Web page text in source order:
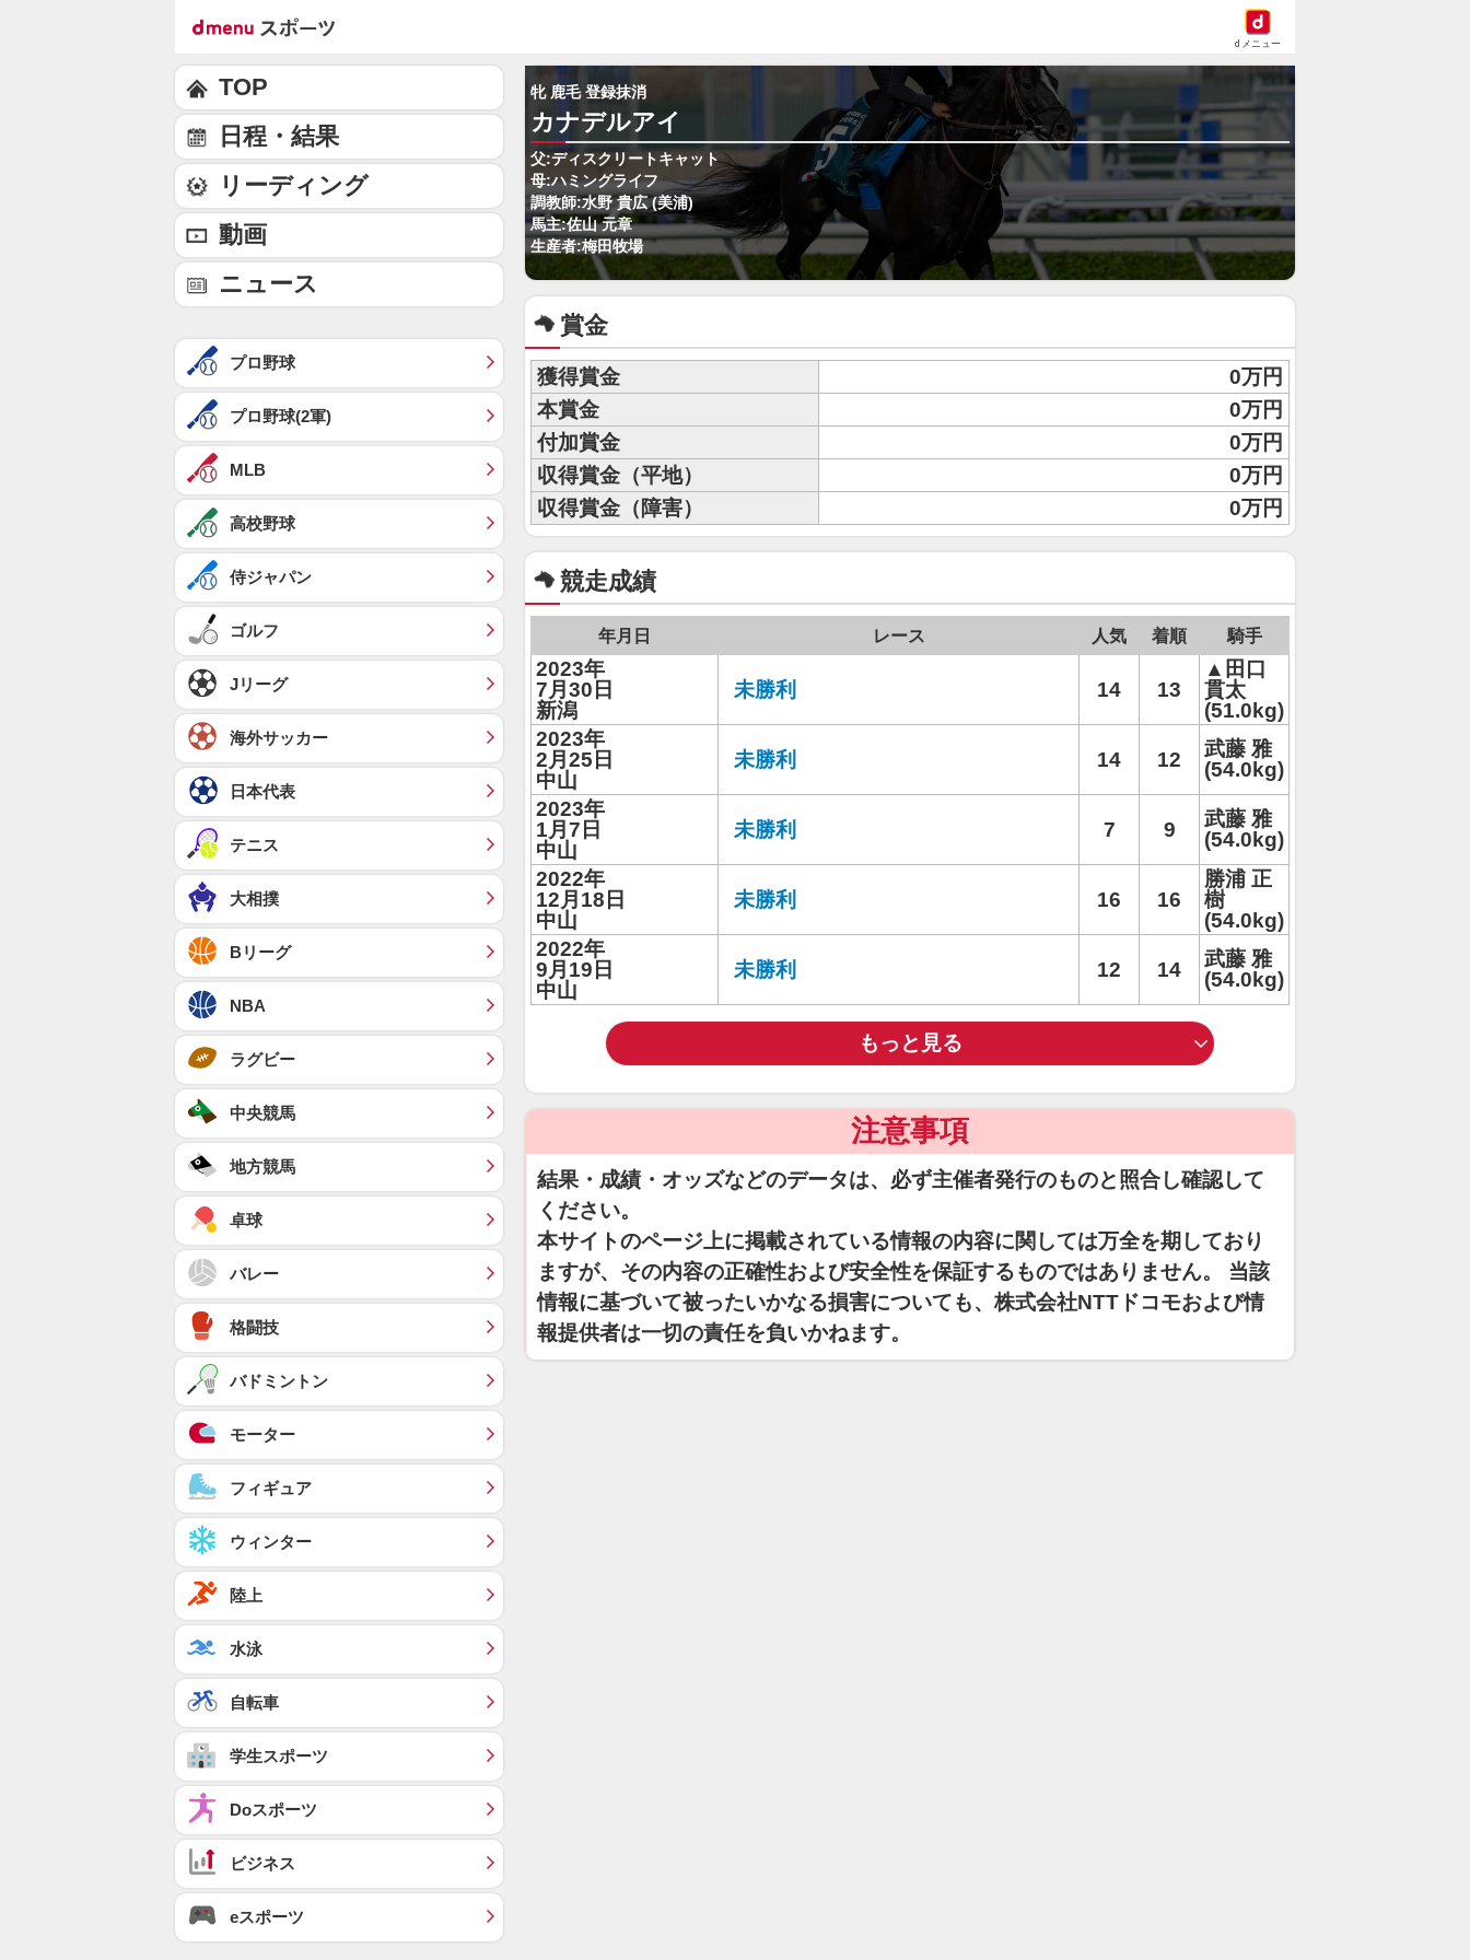
dメニュー
牝 鹿毛 登録抹消
カナデルアイ
父:ディスクリートキャット
母:ハミングライフ
調教師:水野 貴広 (美浦)
馬主:佐山 元章
生産者:梅田牧場
賞金
獲得賞金
0万円
本賞金
0万円
付加賞金
0万円
収得賞金（平地）
0万円
収得賞金（障害）
0万円
競走成績
年月日 レース 人気 着順 騎手
2023年
7月30日
新潟
未勝利 14 13
▲田口
貫太
(51.0kg)
2023年
2月25日
中山
未勝利 14 12
武藤 雅
(54.0kg)
2023年
1月7日
中山
未勝利 7 9
武藤 雅
(54.0kg)
2022年
12月18日
中山
未勝利 16 16
勝浦 正
樹
(54.0kg)
2022年
9月19日
中山
未勝利 12 14
武藤 雅
(54.0kg)
もっと見る
注意事項
結果・成績・オッズなどのデータは、必ず主催者発行のものと照合し確認して
ください。
本サイトのページ上に掲載されている情報の内容に関しては万全を期しており
ますが、その内容の正確性および安全性を保証するものではありません。 当該
情報に基づいて被ったいかなる損害についても、株式会社NTTドコモおよび情
報提供者は一切の責任を負いかねます。
TOP
日程・結果
リーディング
動画
ニュース
プロ野球
プロ野球(2軍)
MLB
高校野球
侍ジャパン
ゴルフ
Jリーグ
海外サッカー
日本代表
テニス
大相撲
Bリーグ
NBA
ラグビー
中央競馬
地方競馬
卓球
バレー
格闘技
バドミントン
モーター
フィギュア
ウィンター
陸上
水泳
自転車
学生スポーツ
Doスポーツ
ビジネス
eスポーツ